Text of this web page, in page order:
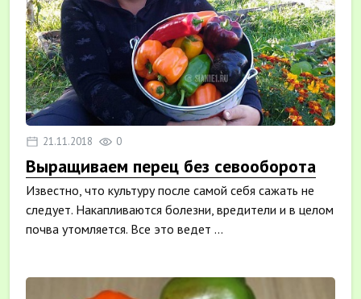
21.11.2018 0
Выращиваем перец без севооборота
Известно, что культуру после самой себя сажать не
следует. Накапливаются болезни, вредители и в целом
почва утомляется. Все это ведет ...